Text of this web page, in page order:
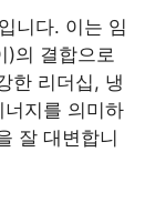
입니다. 이는 임
)의 결합으로
한 리더십, 냉
지를 의미하
잘 대변합니